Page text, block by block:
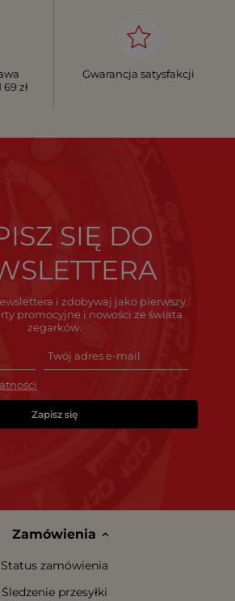
zł
Gwarancja satysfakcji
SIĘ DO
i zdobywaj jako pierwszy
promocyjne i nowości ze świata
zegarków.
Zapisz się
Zamówienia
Status zamówienia
Śledzenie przesyłki